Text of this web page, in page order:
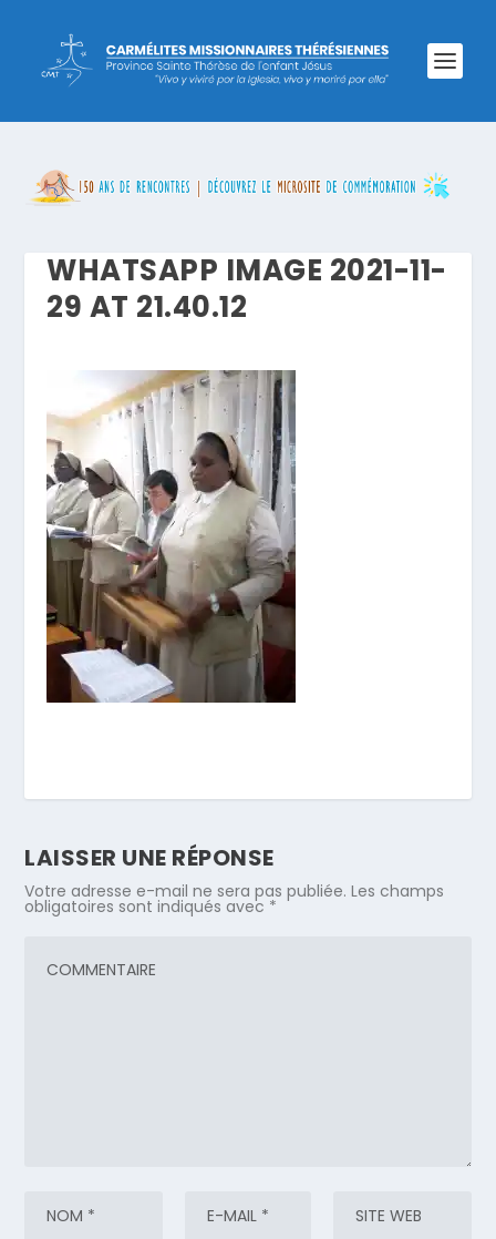
WHATSAPP IMAGE 2021-11-
29 AT 21.40.12
LAISSER UNE RÉPONSE
Votre adresse e-mail ne sera pas publiée. Les champs
obligatoires sont indiqués avec *